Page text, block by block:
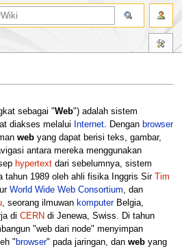
sebagai "Web") adalah sistem
diakses melalui Internet. Dengan browser
webyang dapat berisi teks, gambar,
antara mereka menggunakan
hypertextdari sebelumnya, sistem
tahun 1989 oleh ahli fisika Inggris Sir Tim
World Wide Web Consortium , dan
, seorang ilmuwan komputerBelgia,
di CERN di Jenewa, Swiss. Di tahun
"web dari node" menyimpan
" browser" pada jaringan, dan webyang